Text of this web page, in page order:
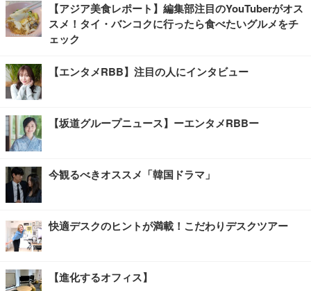
【アジア美食レポート】編集部注目のYouTuberがオス
スメ！タイ・バンコクに行ったら食べたいグルメをチ
ェック
【エンタメRBB】注目の人にインタビュー
【坂道グループニュース】ーエンタメRBBー
今観るべきオススメ「韓国ドラマ」
快適デスクのヒントが満載！こだわりデスクツアー
【進化するオフィス】